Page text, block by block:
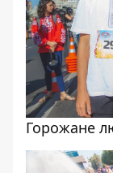
Горожане